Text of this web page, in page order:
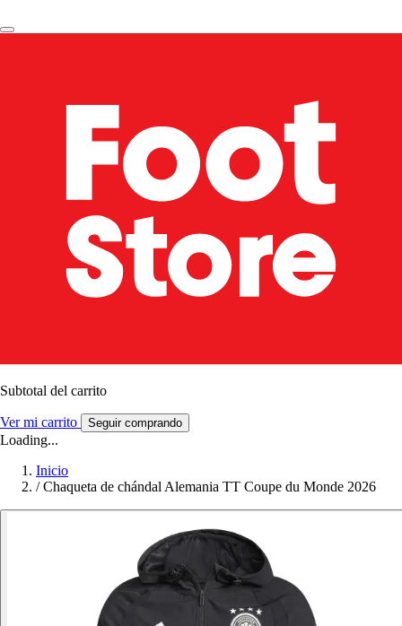
Subtotal del carrito
Ver mi carrito Seguir comprando
Loading...
Inicio
/ Chaqueta de chándal Alemania TT Coupe du Monde 2026